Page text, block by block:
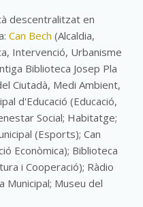
descentralitzat en
Can Bech (Alcaldia,
Intervenció, Urbanisme
Biblioteca Josep Pla
Ciutadà, Medi Ambient,
d'Educació (Educació,
Social; Habitatge;
(Esports); Can
Econòmica); Biblioteca
i Cooperació); Ràdio
Municipal; Museu del